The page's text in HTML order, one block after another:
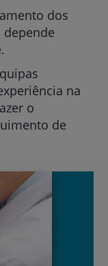
dos
depende
na
o
de